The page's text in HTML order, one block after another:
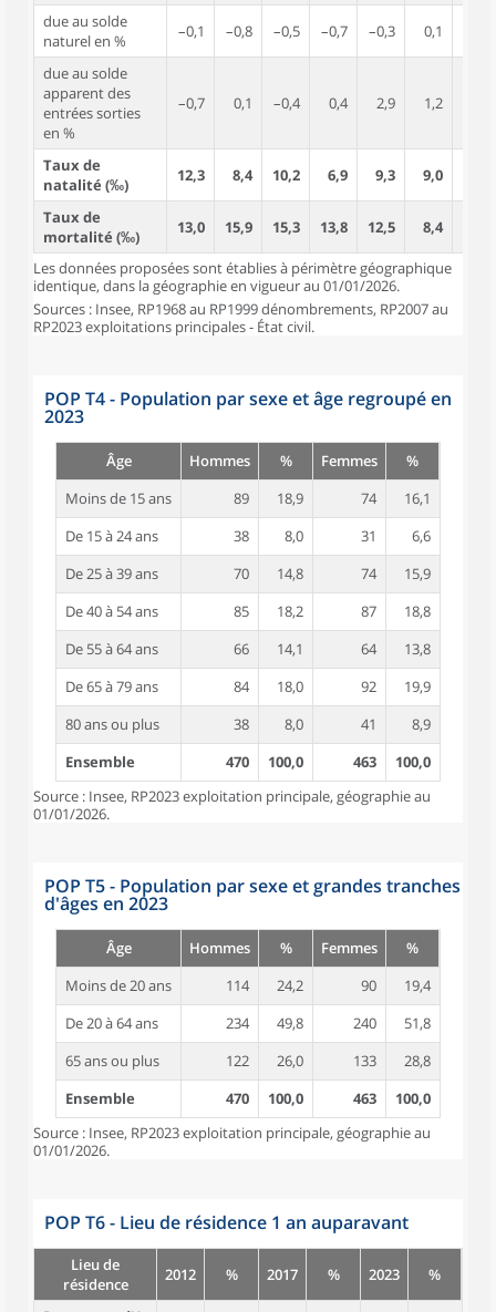
due au solde
naturel en %
–0,1 –0,8 –0,5 –0,7 –0,3 0,1
due au solde
apparent des
entrées sorties
en %
–0,7 0,1 –0,4 0,4 2,9 1,2
Taux de
natalité (‰)
12,3 8,4 10,2 6,9 9,3 9,0
Taux de
mortalité (‰)
13,0 15,9 15,3 13,8 12,5 8,4
Les données proposées sont établies à périmètre géographique
identique, dans la géographie en vigueur au 01/01/2026.
Sources : Insee, RP1968 au RP1999 dénombrements, RP2007 au
RP2023 exploitations principales - État civil.
POP T4 - Population par sexe et âge regroupé en
2023
Âge Hommes % Femmes
%
Moins de 15 ans
89 18,9 74
16,1
De 15 à 24 ans
38 8,0 31
6,6
De 25 à 39 ans
70 14,8 74
15,9
De 40 à 54 ans
85 18,2 87
18,8
De 55 à 64 ans
66 14,1 64
13,8
De 65 à 79 ans
84 18,0 92
19,9
80 ans ou plus
38 8,0 41
8,9
Ensemble
470 100,0 463
100,0
Source : Insee, RP2023 exploitation principale, géographie au
01/01/2026.
POP T5 - Population par sexe et grandes tranches
d'âges en 2023
Âge Hommes % Femmes
%
Moins de 20 ans
114 24,2 90
19,4
De 20 à 64 ans
234 49,8 240
51,8
65 ans ou plus
122 26,0 133
28,8
Ensemble
470 100,0 463
100,0
Source : Insee, RP2023 exploitation principale, géographie au
01/01/2026.
POP T6 - Lieu de résidence 1 an auparavant
Lieu de
résidence
2012 % 2017 % 2023 %